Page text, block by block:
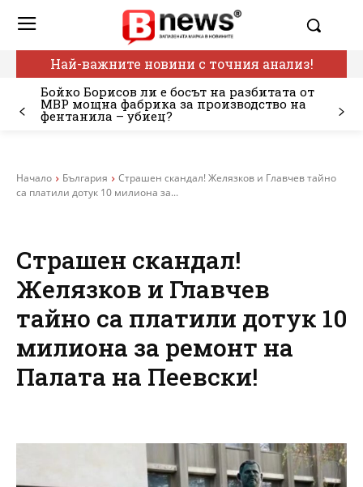
Най-важните новини с точния анализ!
Бойко Борисов ли е босът на разбитата от
МВР мощна фабрика за производство на
фентанила – убиец?
Начало България
Страшен скандал! Желязков и Главчев тайно
са платили дотук 10 милиона за...
Страшен скандал!
Желязков и Главчев
тайно са платили дотук 10
милиона за ремонт на
Палата на Пеевски!